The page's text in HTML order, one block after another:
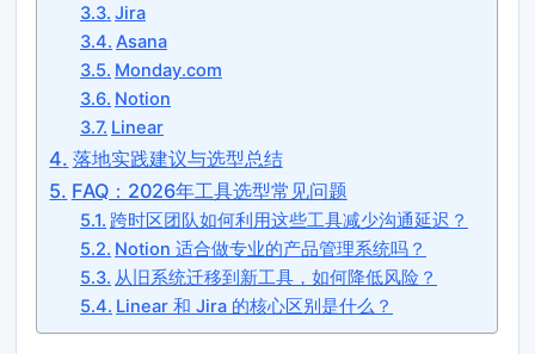
Jira
Asana
Monday.com
Notion
Linear
落地实践建议与选型总结
FAQ：2026年工具选型常见问题
跨时区团队如何利用这些工具减少沟通延迟？
Notion 适合做专业的产品管理系统吗？
从旧系统迁移到新工具，如何降低风险？
Linear 和 Jira 的核心区别是什么？